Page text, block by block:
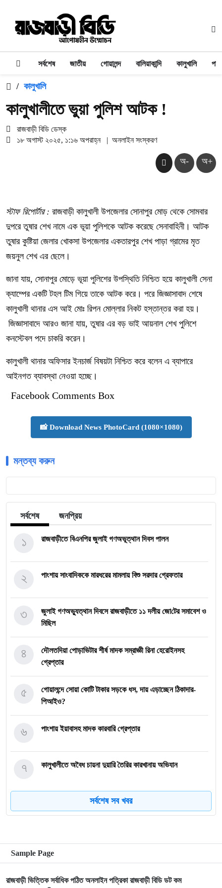
সর্বশেষ জাতীয় গোয়ালন্দ বালিয়াকান্দি কালুখালি
/ কালুখালি
কালুখালীতে ভুয়া পুলিশ আটক !
রাজবাড়ী বিডি ডেস্ক
১৮ অগাস্ট ২০২৫, ১:১৬ অপরাহ্ন
| অনলাইন সংস্করণ
অ- অ+
স্টাফ রিপোর্টার : রাজবাড়ী কালুখালী উপজেলার সোনাপুর মোড় থেকে সোমবার
দুপরে তুষার শেখ নামে এক ভূয়া পুলিশকে আটক করেছে সেনাবাহিনী। আটক
তুষার কুষ্টিয়া জেলার খোকসা উপজেলার একতারপুর শেখ পাড়া গ্রামের মৃত
জয়নুল শেখ এর ছেলে।
জানা যায়, সোনাপুর মোড়ে ভূয়া পুলিশের উপস্থিতি নিশ্চিত হয়ে কালুখালী সেনা
ক্যাম্পের একটি টহল টিম গিয়ে তাকে আটক করে। পরে জিজ্ঞাসাবাদ শেষে
কালুখালী থানার এস আই মোঃ রিপন মোল্লার নিকট হস্তান্তর করা হয়।
জিজ্ঞাসাবাদে আরও জানা যায়, তুষার এর বড় ভাই আয়নাল শেখ পুলিশে
কনস্টেবল পদে চাকরি করেন।
কালুখালী থানার অফিসার ইনচার্জ বিষয়টা নিশ্চিত করে বলেন এ ব্যাপারে
আইনগত ব্যাবস্থা নেওয়া হচ্ছে।
Facebook Comments Box
📸 Download News PhotoCard (1080×1080)
মন্তব্য করুন
সর্বশেষ জনপ্রিয়
রাজবাড়ীতে বিএন‌পির জুলাই গণঅভূত্থান দিবস পালন
১
পাংশায় সাংবাদিককে মারধরের মামলায় বিশু সরদার গ্রেফতার
২
জুলাই গণঅভ্যুত্থান দিবসে রাজবাড়ীতে ১১ দলীয় জো‌টের সমাবেশ ও
মি‌ছিল
৩
দৌলতদিয়া পোড়াভিটার শীর্ষ মাদক সম্রাজ্ঞী রিনা হেরোইনসহ
গ্রেপ্তার
৪
গোয়ালন্দে সোয়া কোটি টাকার সড়কে ধস, দায় এড়াচ্ছেন ঠিকাদার-
পিআইও?
৫
পাংশায় ইয়াবাসহ মাদক কারবারি গ্রেপ্তার
৬
কালুখালীতে অবৈধ চায়না দুয়ারি তৈরির কারখানায় অভিযান
৭
গোয়ালন্দের নবাগত ইউএনও সাইফুল হুদার যোগদান
৯
সম্মাননা প্রদান
১০
সর্বশেষ সব খবর
Sample Page
রাজবাড়ী ভিত্তিক সর্বাধিক পঠিত অনলাইন পত্রিকা রাজবাড়ী বিডি ডট কম